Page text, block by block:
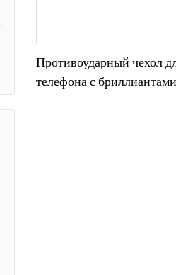
Противоударный чехол
телефона с